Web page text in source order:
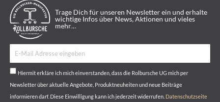
Trage Dich für unseren Newsletter ein und erhalte
wichtige Infos über News, Aktionen und vieles
mehr…
Hiermit erkläre ich mich einverstanden, dass die Rolbursche UG mich per
Newsletter über aktuelle Angebote, Produktneuheiten und neue Beiträge
informieren darf. Diese Einwilligung kann ich jederzeit widerrufen. Datenschutzseite